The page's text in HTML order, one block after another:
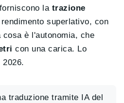
la trazione
superlativo, con
cosa è l'autonomia, che
con una carica. Lo
traduzione tramite IA del